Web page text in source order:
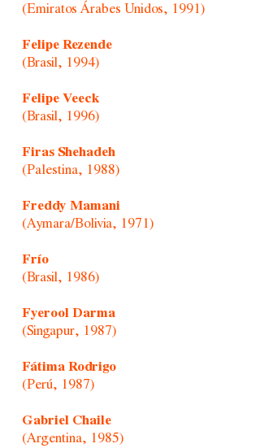
(Emiratos Árabes Unidos, 1991)
Felipe Rezende
(Brasil, 1994)
Felipe Veeck
(Brasil, 1996)
Firas Shehadeh
(Palestina, 1988)
Freddy Mamani
(Aymara/Bolivia, 1971)
Frío
(Brasil, 1986)
Fyerool Darma
(Singapur, 1987)
Fátima Rodrigo
(Perú, 1987)
Gabriel Chaile
(Argentina, 1985)